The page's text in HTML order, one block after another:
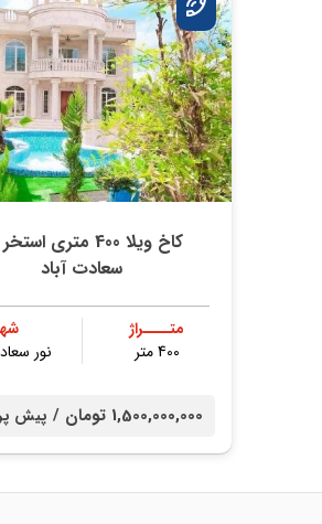
کاخ ویلا 400 متری
سعادت آباد
متــــراژ
400 متر
نور
1,500,000,000 تومان / پیش